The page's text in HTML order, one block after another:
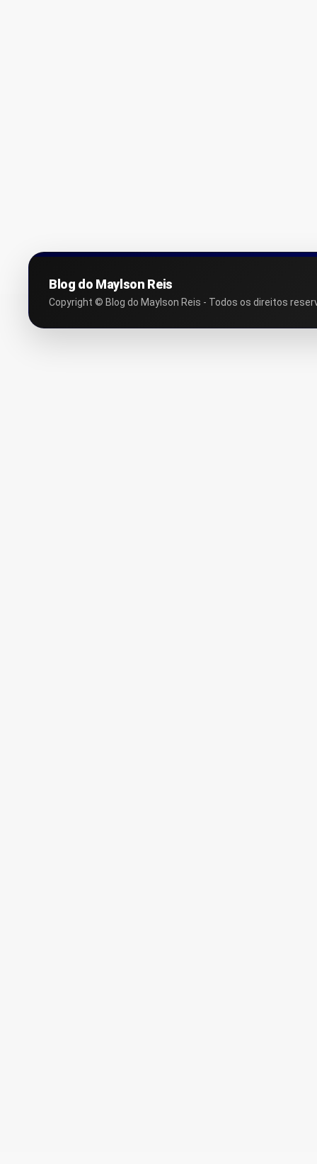
Blog do Maylson Reis
Copyright © Blog do Maylson Reis - Todos os direitos